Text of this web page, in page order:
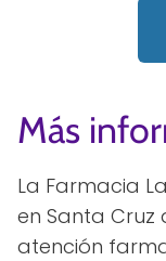
Más
La Farmacia
en Santa Cruz
atención